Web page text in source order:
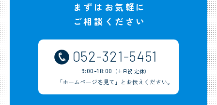
まずはお気軽に
ご相談ください
052-321-5451
9:00-18:00 （土日祝 定休）
「ホームページを見て」とお伝えください。